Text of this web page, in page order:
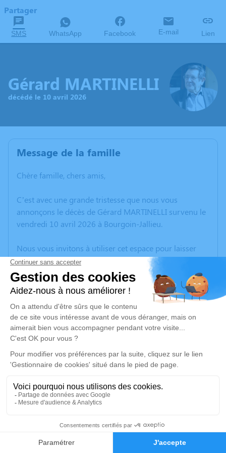
Faire-part Hommages
Partager
SMS WhatsApp Facebook E-mail Lien
Gérard MARTINELLI
décédé le 10 avril 2026
Message de la famille
Chère famille, chers amis,
C’est avec une grande tristesse que nous vous
annonçons le décès de Gérard MARTINELLI survenu le
vendredi 10 avril 2026 à Bourgoin-Jallieu.
Nous vous invitons à utiliser cet espace pour laisser
vos condoléances, partager des photos souvenirs, une
anecdote ou exprimer vos pensées à travers des
poèmes ou des textes. Cet endroit est un lieu
d'expression dédié à honorer la mémoire de Gérard
MARTINELLI.
Un service de plantation d’arbre hommage est
disponible ici.
Je rends hommage
Cérémonie
Eglise Notre Dame Rue de la Libération
38300 Bourgoin Jallieu